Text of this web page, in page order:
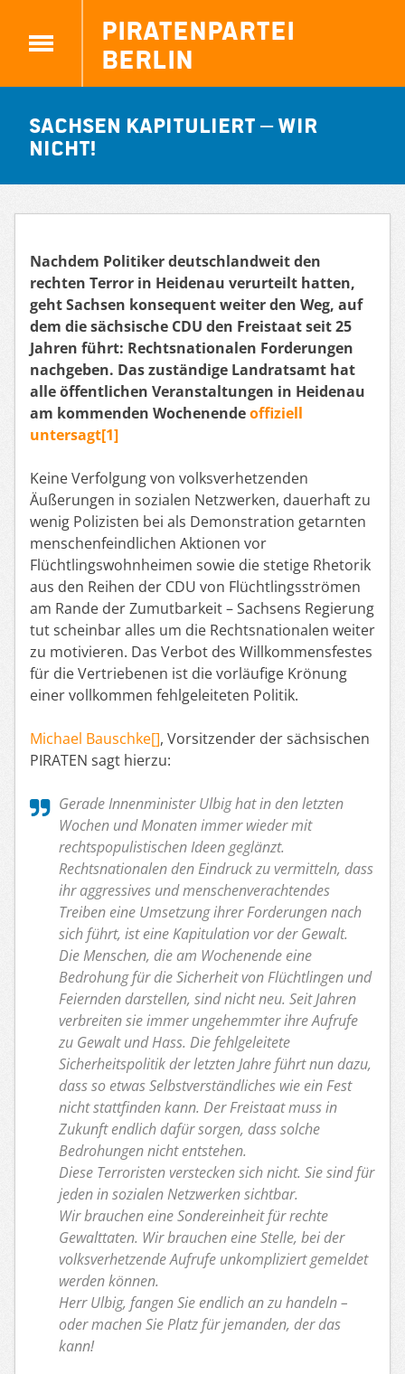
Piratenpartei
Berlin
Sachsen kapituliert – wir
nicht!
Nachdem Politiker deutschlandweit den
rechten Terror in Heidenau verurteilt hatten,
geht Sachsen konsequent weiter den Weg, auf
dem die sächsische CDU den Freistaat seit 25
Jahren führt: Rechtsnationalen Forderungen
nachgeben. Das zuständige Landratsamt hat
alle öffentlichen Veranstaltungen in Heidenau
am kommenden Wochenendeoffiziell
untersagt[1]
Keine Verfolgung von volksverhetzenden
Äußerungen in sozialen Netzwerken, dauerhaft zu
wenig Polizisten bei als Demonstration getarnten
menschenfeindlichen Aktionen vor
Flüchtlingswohnheimen sowie die stetige Rhetorik
aus den Reihen der CDU von Flüchtlingsströmen
am Rande der Zumutbarkeit – Sachsens Regierung
tut scheinbar alles um die Rechtsnationalen weiter
zu motivieren. Das Verbot des Willkommensfestes
für die Vertriebenen ist die vorläufige Krönung
einer vollkommen fehlgeleiteten Politik.
Michael Bauschke[], Vorsitzender der sächsischen
PIRATEN sagt hierzu:
Gerade Innenminister Ulbig hat in den letzten
Wochen und Monaten immer wieder mit
rechtspopulistischen Ideen geglänzt.
Rechtsnationalen den Eindruck zu vermitteln, dass
ihr aggressives und menschenverachtendes
Treiben eine Umsetzung ihrer Forderungen nach
sich führt, ist eine Kapitulation vor der Gewalt.
Die Menschen, die am Wochenende eine
Bedrohung für die Sicherheit von Flüchtlingen und
Feiernden darstellen, sind nicht neu. Seit Jahren
verbreiten sie immer ungehemmter ihre Aufrufe
zu Gewalt und Hass. Die fehlgeleitete
Sicherheitspolitik der letzten Jahre führt nun dazu,
dass so etwas Selbstverständliches wie ein Fest
nicht stattfinden kann. Der Freistaat muss in
Zukunft endlich dafür sorgen, dass solche
Bedrohungen nicht entstehen.
Diese Terroristen verstecken sich nicht. Sie sind für
jeden in sozialen Netzwerken sichtbar.
Wir brauchen eine Sondereinheit für rechte
Gewalttaten. Wir brauchen eine Stelle, bei der
volksverhetzende Aufrufe unkompliziert gemeldet
werden können.
Herr Ulbig, fangen Sie endlich an zu handeln –
oder machen Sie Platz für jemanden, der das
kann!